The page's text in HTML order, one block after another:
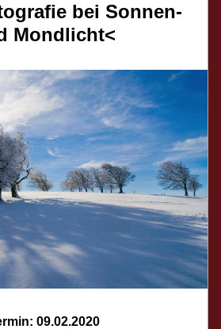
bei Sonnen-
Mondlicht<
09.02.2020